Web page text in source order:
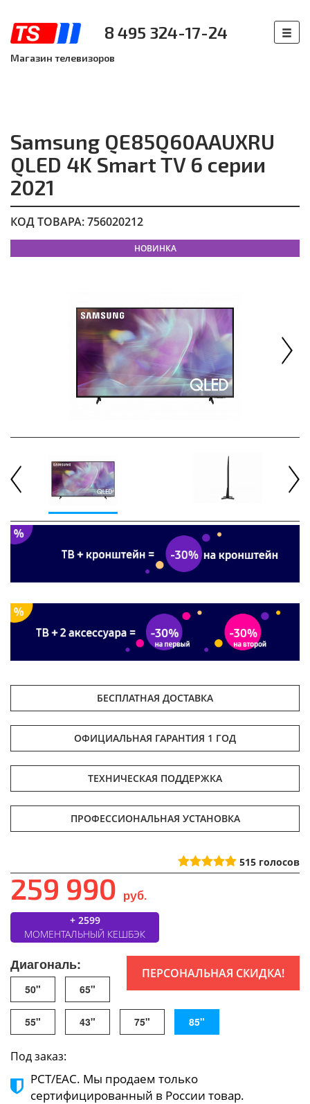
8 495 324-17-24
Магазин телевизоров
Samsung QE85Q60AAUXRU
QLED 4K Smart TV 6 серии
2021
КОД ТОВАРА: 756020212
НОВИНКА
БЕСПЛАТНАЯ ДОСТАВКА
ОФИЦИАЛЬНАЯ ГАРАНТИЯ 1 ГОД
ТЕХНИЧЕСКАЯ ПОДДЕРЖКА
ПРОФЕССИОНАЛЬНАЯ УСТАНОВКА
515 голосов
259 990 руб.
+ 2599
МОМЕНТАЛЬНЫЙ КЕШБЭК
ПЕРСОНАЛЬНАЯ СКИДКА!
Диагональ:
50" 65"
55" 43" 75" 85"
Под заказ:
РСТ/ЕАС. Мы продаем только
сертифицированный в России товар.